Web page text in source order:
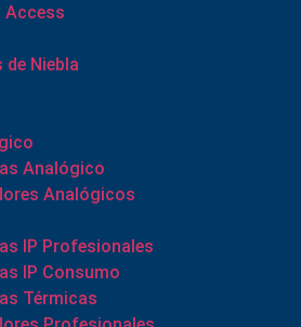
Access
de Niebla
Analógico
Analógicos
IP Profesionales
IP Consumo
Térmicas